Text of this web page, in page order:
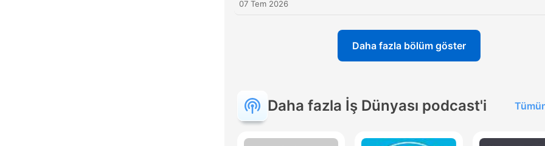
07 Tem 2026
Daha fazla bölüm göster
Daha fazla İş Dünyası podcast'i